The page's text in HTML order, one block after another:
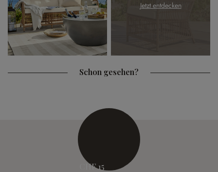
Jetzt entdecken
Schon gesehen?
CHF 15